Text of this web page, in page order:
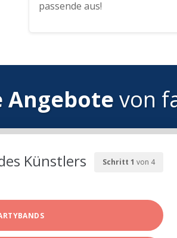
passende aus!
Angebote von
Schritt 1 von 4
Künstlers